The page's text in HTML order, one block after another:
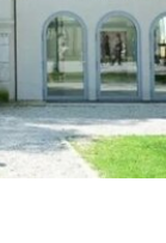
古巴反对派
放为条件换
达迈阿密时，
古巴最受国